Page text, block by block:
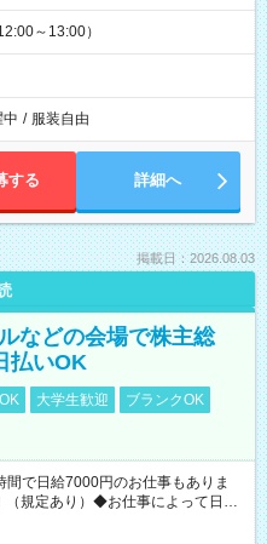
～13:00）
/ 服装自由
する 詳細へ
掲載日：2026.08.03
などの会場で株主総
払いOK
大学生歓迎
ブランクOK
で日給7000円のお仕事もありま
規定あり）◆お仕事によって日給